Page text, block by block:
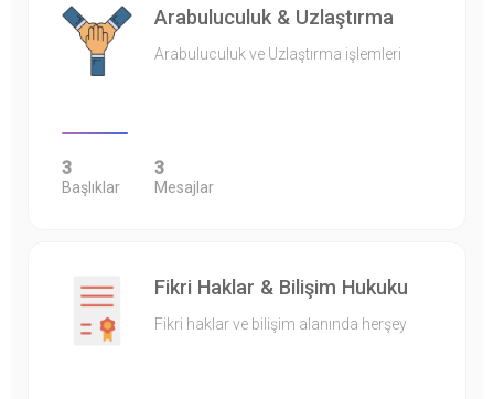
Arabuluculuk & Uzlaştırma
Arabuluculuk ve Uzlaştırma işlemleri
3
Başlıklar
3
Mesajlar
Fikri Haklar & Bilişim Hukuku
Fikri haklar ve bilişim alanında herşey